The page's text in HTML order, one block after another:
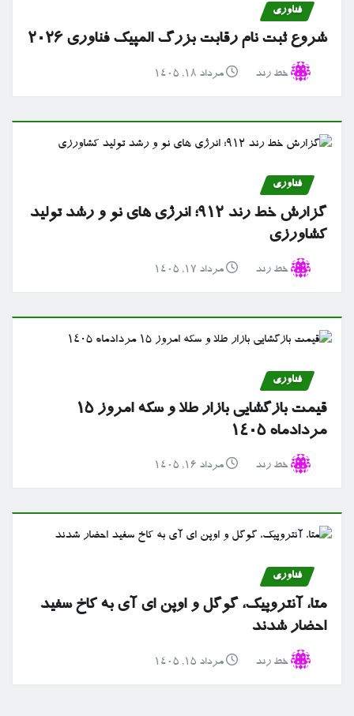
فناوری
شروع ثبت نام رقابت بزرگ المپیک فناوری ۲۰۲۶
خط رند مرداد ۱۸, ۱۴۰۵
فناوری
گزارش خط رند ۹۱۲؛ انرژی های نو و رشد تولید
کشاورزی
خط رند مرداد ۱۷, ۱۴۰۵
فناوری
قیمت بازگشایی بازار طلا و سکه امروز ۱۵
مردادماه ۱۴۰۵
خط رند مرداد ۱۶, ۱۴۰۵
فناوری
متا، آنتروپیک، گوگل و اوپن ای آی به کاخ سفید
احضار شدند
خط رند مرداد ۱۵, ۱۴۰۵